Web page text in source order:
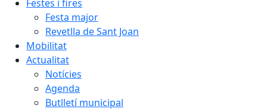
Festes i fires
Festa major
Revetlla de Sant Joan
Mobilitat
Actualitat
Notícies
Agenda
Butlletí municipal